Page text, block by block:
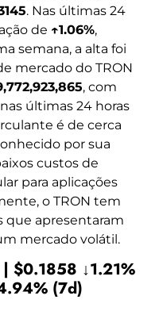
. Nas últimas 24
de ↑1.06%,
semana, a alta foi
mercado do TRON
, com
últimas 24 horas
é de cerca
por sua
custos de
para aplicações
o TRON tem
que apresentaram
mercado volátil.
$0.1858 ↓1.21%
(7d)